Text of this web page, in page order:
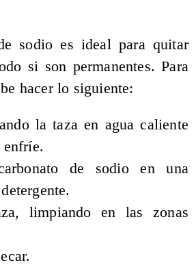
sodio es ideal para quitar
si son permanentes. Para
hacer lo siguiente:
la taza en agua caliente
enfríe.
de sodio en una
limpiando en las zonas